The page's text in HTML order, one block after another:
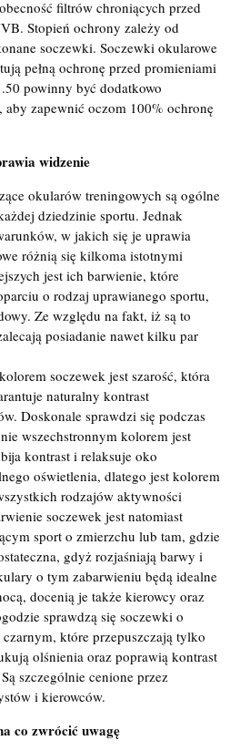
filtrów chroniących przed
Stopień ochrony zależy od
soczewki. Soczewki okularowe
pełną ochronę przed promieniami
powinny być dodatkowo
zapewnić oczom 100% ochronę
widzenie
okularów treningowych są ogólne
dziedzinie sportu. Jednak
w jakich się je uprawia
różnią się kilkoma istotnymi
jest ich barwienie, które
o rodzaj uprawianego sportu,
Ze względu na fakt, iż są to
posiadanie nawet kilku par
soczewek jest szarość, która
naturalny kontrast
Doskonale sprawdzi się podczas
wszechstronnym kolorem jest
kontrast i relaksuje oko
oświetlenia, dlatego jest kolorem
rodzajów aktywności
soczewek jest natomiast
sport o zmierzchu lub tam, gdzie
gdyż rozjaśniają barwy i
o tym zabarwieniu będą idealne
docenią je także kierowcy oraz
sprawdzą się soczewki o
które przepuszczają tylko
olśnienia oraz poprawią kontrast
szczególnie cenione przez
i kierowców.
co zwrócić uwagę